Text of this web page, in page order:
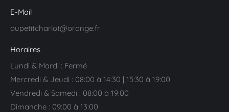
E-Mail
aupetitcharlot@orange.fr
Horaires
Lundi & Mardi : Fermé
Mercredi & Jeudi : 08:00 à 14:30 | 15:30 à 19:00
Vendredi & Samedi : 08:00 à 19:00
Dimanche : 09:00 à 13:00